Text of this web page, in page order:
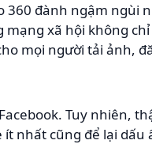
360 đành ngậm ngùi
xã hội không
mọi người tải ảnh,
Tuy nhiên,
nhất cũng để lại dấu